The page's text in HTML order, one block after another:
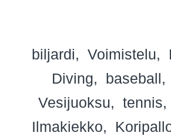
biljardi Voimistelu
Diving
baseball
Vesijuoksu
tennis
Ilmakiekko